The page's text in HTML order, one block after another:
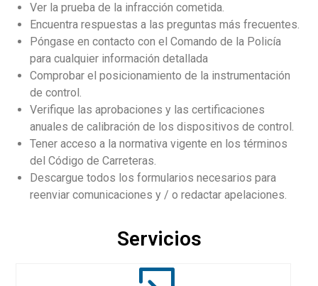
Ver la prueba de la infracción cometida.
Encuentra respuestas a las preguntas más frecuentes.
Póngase en contacto con el Comando de la Policía
para cualquier información detallada
Comprobar el posicionamiento de la instrumentación
de control.
Verifique las aprobaciones y las certificaciones
anuales de calibración de los dispositivos de control.
Tener acceso a la normativa vigente en los términos
del Código de Carreteras.
Descargue todos los formularios necesarios para
reenviar comunicaciones y / o redactar apelaciones.
Servicios